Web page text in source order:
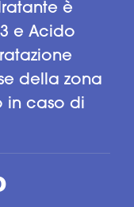
è
e Acido
della zona
in caso di